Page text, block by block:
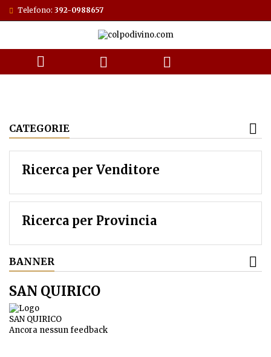
Telefono: 392-0988657
  
CATEGORIE
Ricerca per Venditore
Ricerca per Provincia
BANNER
SAN QUIRICO
SAN QUIRICO
Ancora nessun feedback